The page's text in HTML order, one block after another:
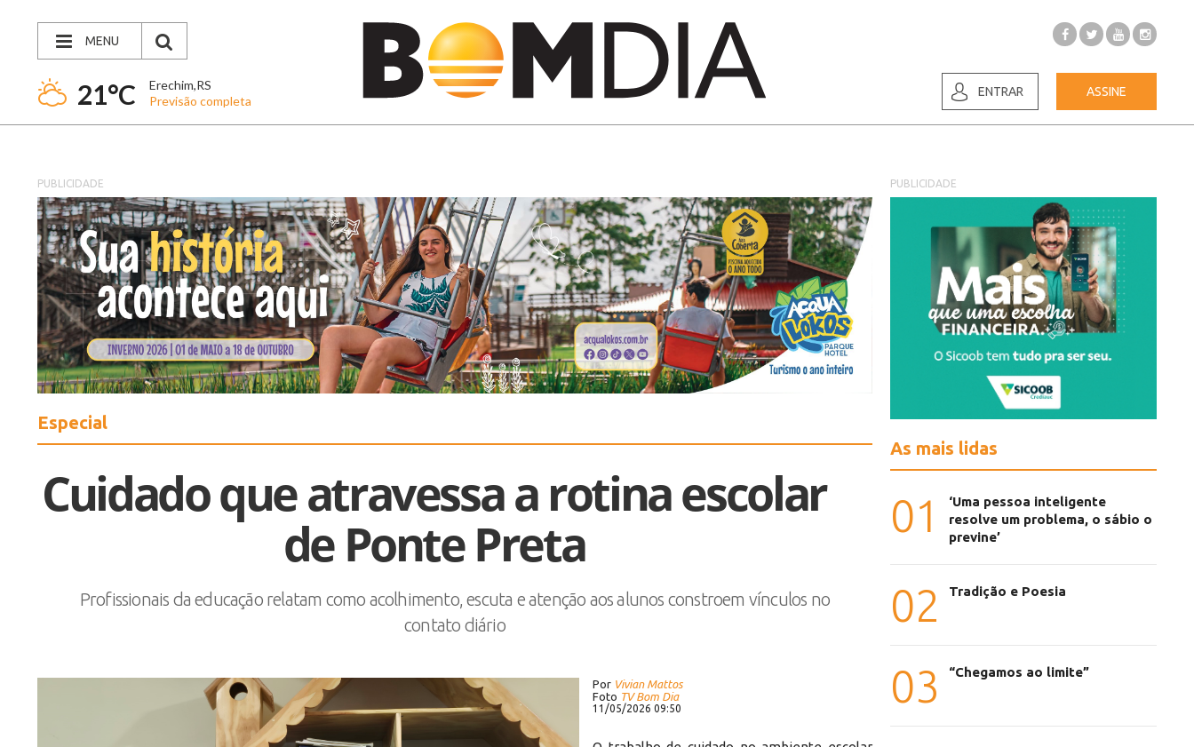
MENU
21°C
Erechim,RS
Previsão completa
ENTRAR ASSINE
PUBLICIDADE
Especial
Cuidado que atravessa a rotina escolar
de Ponte Preta
Profissionais da educação relatam como acolhimento, escuta e atenção aos alunos constroem vínculos no
contato diário
Por Vivian Mattos
Foto TV Bom Dia
11/05/2026 09:50
PUBLICIDADE
As mais lidas
01
‘Uma pessoa inteligente
resolve um problema, o sábio o
previne’
02 Tradição e Poesia
03 “Chegamos ao limite”